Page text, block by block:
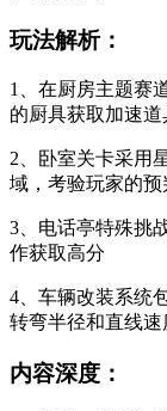
玩法解析：
1、在厨房主题赛
的厨具获取加速道
2、卧室关卡采用
域，考验玩家的预
3、电话亭特殊挑
作获取高分
4、车辆改装系统
转弯半径和直线速
内容深度：